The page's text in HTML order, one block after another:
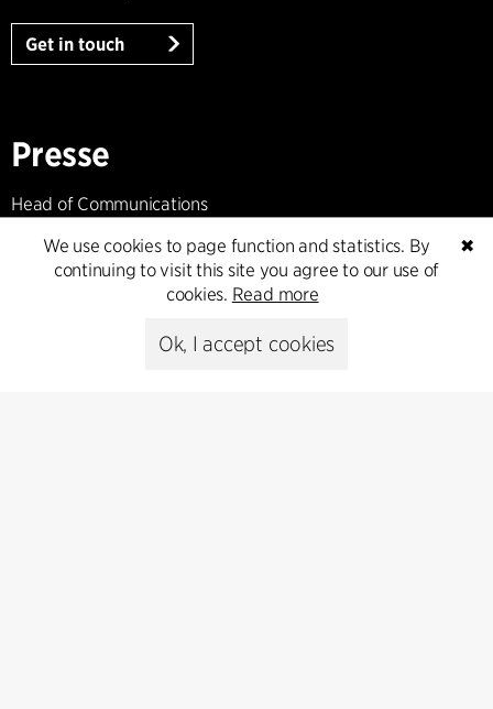
Get in touch
Presse
Head of Communications
T +45 6193 6857
psr@cfmoller.com
✖
We use cookies to page function and statistics. By
continuing to visit this site you agree to our use of
cookies. Read more
Ok, I accept cookies